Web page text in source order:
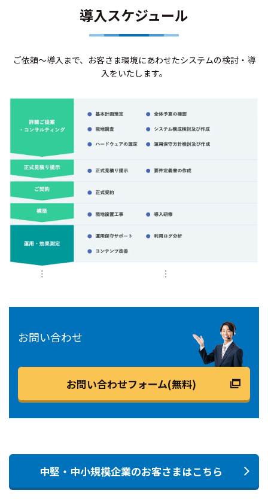
導入スケジュール
ご依頼～導入まで、お客さま環境にあわせたシステムの検討・導
入をいたします。
お問い合わせ
お問い合わせフォーム(無料)
中堅・中小規模企業のお客さまはこちら